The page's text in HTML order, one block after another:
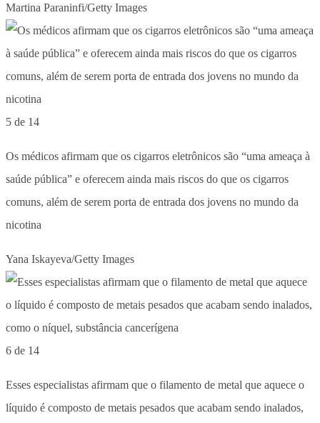
Martina Paraninfi/Getty Images
5 de 14
Os médicos afirmam que os cigarros eletrônicos são “uma ameaça à
saúde pública” e oferecem ainda mais riscos do que os cigarros
comuns, além de serem porta de entrada dos jovens no mundo da
nicotina
Yana Iskayeva/Getty Images
6 de 14
Esses especialistas afirmam que o filamento de metal que aquece o
líquido é composto de metais pesados que acabam sendo inalados,